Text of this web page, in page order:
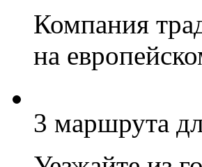
Компания
на
3 маршрута